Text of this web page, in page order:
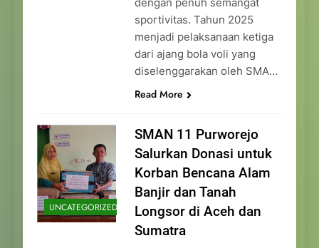
sportivitas. Tahun 2025
menjadi pelaksanaan ketiga
dari ajang bola voli yang
diselenggarakan oleh SMA…
Read More
UNCATEGORIZED
SMAN 11 Purworejo
Salurkan Donasi untuk
Korban Bencana Alam
Banjir dan Tanah
Longsor di Aceh dan
Sumatra